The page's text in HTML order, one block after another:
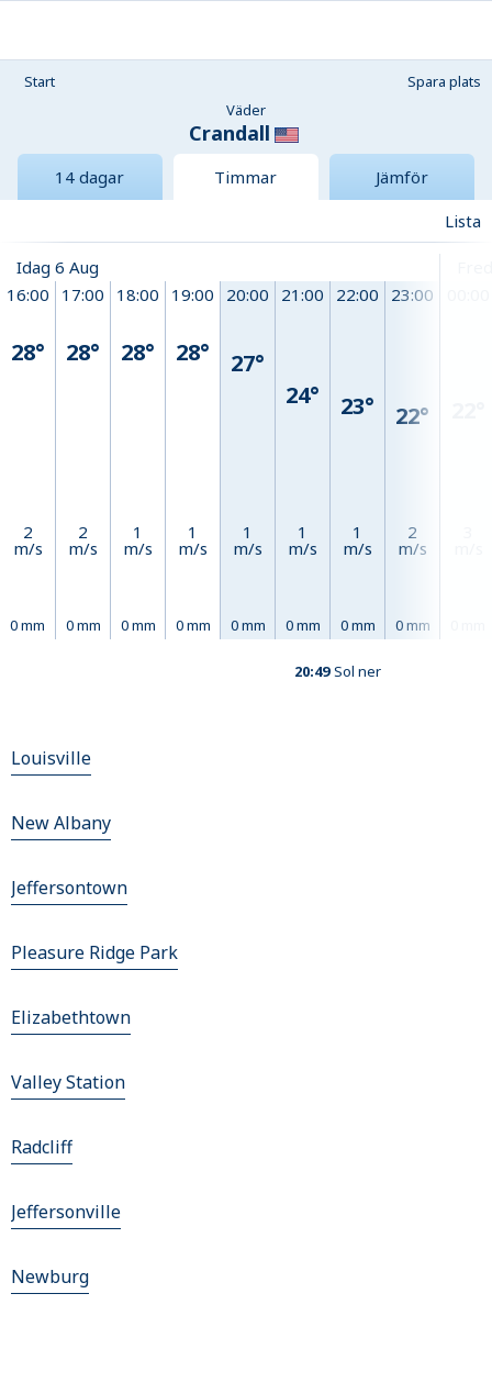
Start
Spara plats
Väder
Crandall
14 dagar Timmar
Jämför
Lista
Idag 6 Aug
16:00
28°
2
m/s
0 mm
17:00
28°
2
m/s
0 mm
18:00
28°
1
m/s
0 mm
19:00
28°
1
m/s
0 mm
20:00
27°
1
m/s
0 mm
21:00
24°
1
m/s
0 mm
22:00
23°
1
m/s
0 mm
23:00
22°
2
m/s
0 mm
20:49 Sol ner
Louisville
New Albany
Jeffersontown
Pleasure Ridge Park
Elizabethtown
Valley Station
Radcliff
Jeffersonville
Newburg